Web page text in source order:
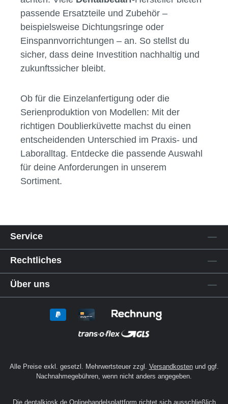
Artikulatoren und Okklusionshilfen
die sich ideal ergänzen lassen.
Worauf kommt es beim Kauf an?
achten. VieleDentalbedarf-Hersteller bieten
passende Ersatzteile und Zubehör –
beispielsweise Dichtungsringe oder
Einspannvorrichtungen – an. So stellst du
sicher, dass deine Investition nachhaltig und
zukunftssicher bleibt.
richtigen Doublierküvette machst du einen
Laboralltag. Entdecke die passende Auswahl
für deine Anforderungen in unserem
Sortiment.
Rechtliches